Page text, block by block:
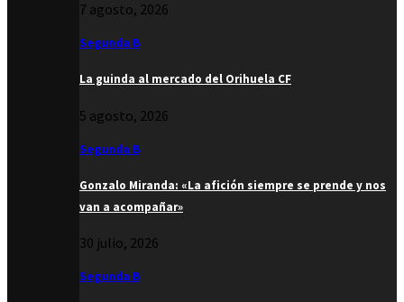
7 agosto, 2026
Segunda B
La guinda al mercado del Orihuela CF
5 agosto, 2026
Segunda B
Gonzalo Miranda: «La afición siempre se prende y nos
van a acompañar»
30 julio, 2026
Segunda B